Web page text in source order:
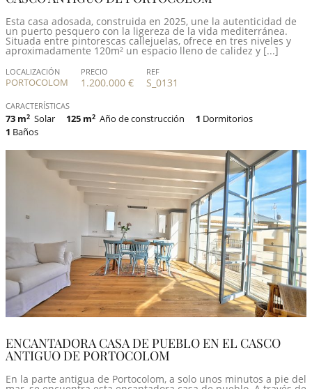
Esta casa adosada, construida en 2025, une la autenticidad de
un puerto pesquero con la ligereza de la vida mediterránea.
Situada entre pintorescas callejuelas, ofrece en tres niveles y
aproximadamente 120m² un espacio lleno de calidez y [...]
LOCALIZACIÓN
PORTOCOLOM
PRECIO
1.200.000 €
REF
S_0131
CARACTERÍSTICAS
73 m2 Solar 125 m2 Año de construcción 1 Dormitorios
1 Baños
ENCANTADORA CASA DE PUEBLO EN EL CASCO
ANTIGUO DE PORTOCOLOM
En la parte antigua de Portocolom, a solo unos minutos a pie del